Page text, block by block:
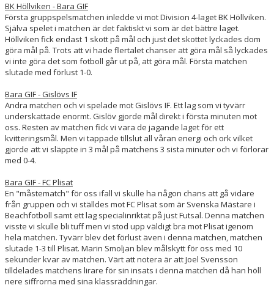
BK Höllviken - Bara GIF
Första gruppspelsmatchen inledde vi mot Division 4-laget BK Höllviken.
Själva spelet i matchen är det faktiskt vi som är det bättre laget.
Höllviken fick endast 1 skott på mål och just det skottet lyckades dom
göra mål på. Trots att vi hade flertalet chanser att göra mål så lyckades
vi inte göra det som fotboll går ut på, att göra mål. Första matchen
slutade med förlust 1-0.
Bara GIF - Gislövs IF
Andra matchen och vi spelade mot Gislövs IF. Ett lag som vi tyvärr
underskattade enormt. Gislöv gjorde mål direkt i första minuten mot
oss. Resten av matchen fick vi vara de jagande laget för ett
kvitteringsmål. Men vi tappade tillslut all våran energi och ork vilket
gjorde att vi släppte in 3 mål på matchens 3 sista minuter och vi förlorar
med 0-4.
Bara GIF - FC Plisat
En "måstematch" för oss ifall vi skulle ha någon chans att gå vidare
från gruppen och vi ställdes mot FC Plisat som är Svenska Mästare i
Beachfotboll samt ett lag specialinriktat på just Futsal. Denna matchen
visste vi skulle bli tuff men vi stod upp väldigt bra mot Plisat igenom
hela matchen. Tyvärr blev det förlust även i denna matchen, matchen
slutade 1-3 till Plisat. Marin Smoljan blev målskytt för oss med 10
sekunder kvar av matchen. Värt att notera är att Joel Svensson
tilldelades matchens lirare för sin insats i denna matchen då han höll
nere siffrorna med sina klassräddningar.